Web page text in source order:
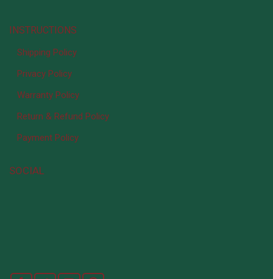
INSTRUCTIONS
Shipping Policy
Privacy Policy
Warranty Policy
Return & Refund Policy
Payment Policy
SOCIAL